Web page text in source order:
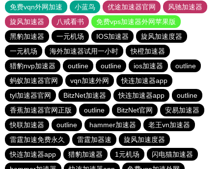
免费vqn外网加速
小蓝鸟 优途加速器官网
风驰加速器
旋风加速器
八戒看书
免费vps加速器外网苹果版
黑豹加速器
一元机场 IOS加速器
旋风加速度器
一元机场
海外加速器试用一小时
快橙加速器
猎豹nvp加速器
outline outline ios加速器
outline
蚂蚁加速器官网
vqn加速外网
快连加速器app
tyl加速器官网
BitzNet加速器 快连加速器app
outline
香蕉加速器官网正版
outline BitzNet官网
安易加速器
快联加速器
outline hammer加速器
老王vn加速器
雷霆加速免费永久
雷霆加器速
旋风加速度器
快连加速器app
猎豹加速器 1元机场
闪电猫加速器